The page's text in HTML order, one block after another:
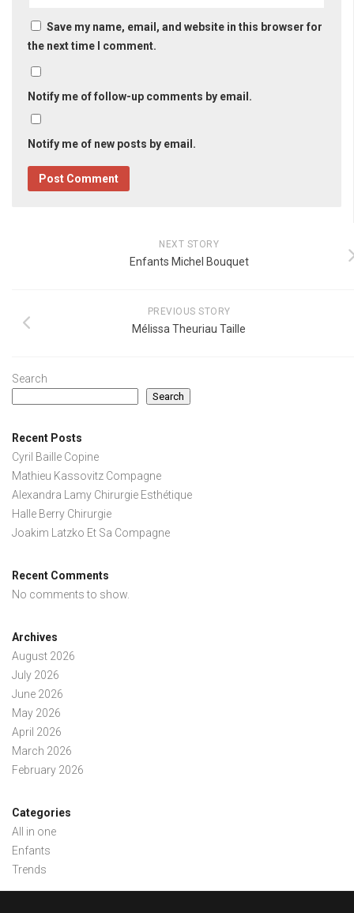
Save my name, email, and website in this browser for
the next time I comment.
Notify me of follow-up comments by email.
Notify me of new posts by email.
NEXT STORY
Enfants Michel Bouquet
PREVIOUS STORY
Mélissa Theuriau Taille
Search
Search
Recent Posts
Cyril Baille Copine
Mathieu Kassovitz Compagne
Alexandra Lamy Chirurgie Esthétique
Halle Berry Chirurgie
Joakim Latzko Et Sa Compagne
Recent Comments
No comments to show.
Archives
August 2026
July 2026
June 2026
May 2026
April 2026
March 2026
February 2026
Categories
All in one
Enfants
Trends